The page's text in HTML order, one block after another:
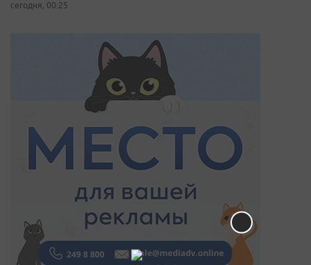
сегодня, 00:25